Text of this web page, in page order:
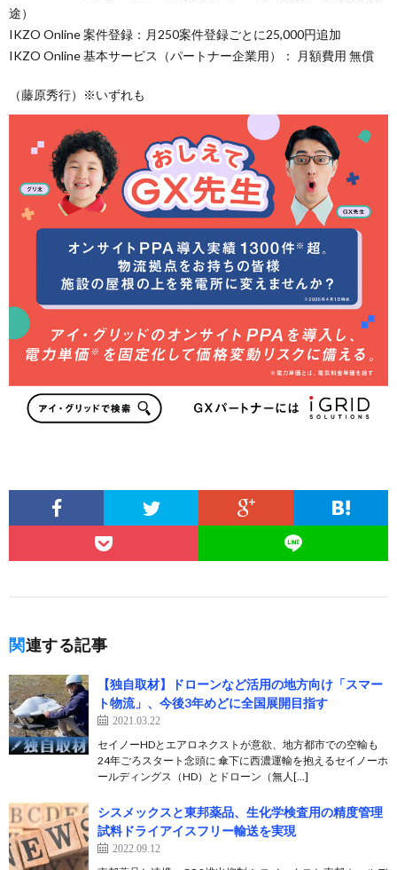
途）
IKZO Online 案件登録：月250案件登録ごとに25,000円追加
IKZO Online 基本サービス（パートナー企業用）： 月額費用 無償
（藤原秀行）※いずれも
関連する記事
【独自取材】ドローンなど活用の地方向け「スマー
ト物流」、今後3年めどに全国展開目指す
2021.03.22
セイノーHDとエアロネクストが意欲、地方都市での空輸も
24年ごろスタート念頭に 傘下に西濃運輸を抱えるセイノーホ
ールディングス（HD）とドローン（無人[…]
シスメックスと東邦薬品、生化学検査用の精度管理
試料ドライアイスフリー輸送を実現
2022.09.12